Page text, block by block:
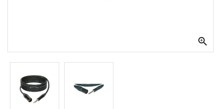
Instrumenten
Celtic
